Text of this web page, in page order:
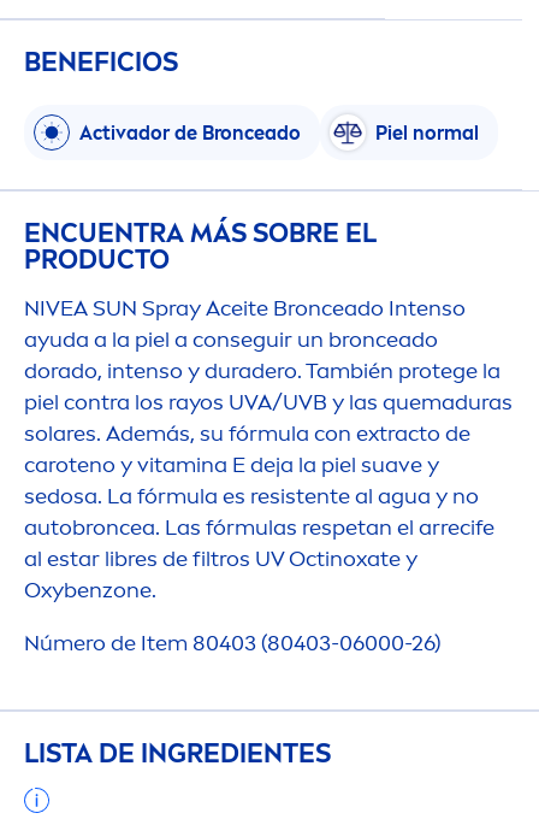
BENEFICIOS
Activador de Bronceado Piel normal
ENCUENTRA MÁS SOBRE EL
PRODUCTO
NIVEASUN Spray Aceite Bronceado Intenso
ayuda a la piel a conseguir un bronceado
dorado, intenso y duradero. También protege la
piel contra los rayos UVA/UVB y las quemaduras
solares. Además, su fórmula con extracto de
caroteno yvitamina E deja la piel suave y
sedosa. La fórmula es resistente al agua y no
autobroncea. Las fórmulas respetan el arrecife
al estar libres de filtros UV Octinoxate y
Oxybenzone.
Número de Item 80403 (80403-06000-26)
LISTA DE INGREDIENTES